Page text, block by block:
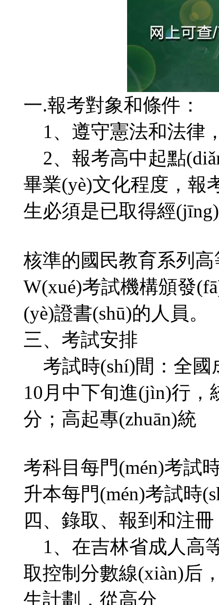
一.報考對象和條件：
1、遵守憲法和法律
2、報考高中起點
畢業(yè)文化程度，
生必須是已取得經
核準的國民教育系列高
W(xué)考試機構頒發
(yè)證書(shū)的人員。
三、考試安排
考試時(shí)間：全國
10月中下旬進(jìn)行
分；高起專(zhuān)統
考科目每門(mén)考試時
升本每門(mén)考試時
四、錄取、報到和注
1、在吉林省成人
取控制分數線(xiàn)后
生計劃，從高分